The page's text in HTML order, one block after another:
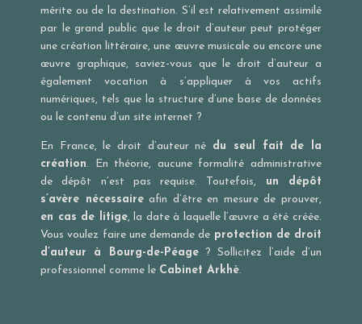
mérite ou de la destination. S’il est relativement assimilé
par le grand public que le droit d’auteur peut protéger
une création littéraire, une œuvre musicale ou encore une
œuvre graphique, saviez-vous que le droit d’auteur a
également vocation à s’appliquer à vos actifs
numériques, tels que la structure d’une base de données
ou le contenu d’un site internet ?
En France, le droit d’auteur né du seul fait de la
création. En théorie, aucune formalité administrative
de dépôt n’est pas requise. Toutefois, un dépôt
s’avère nécessaireafin d’être en mesure de prouver,
en cas de litige, la date à laquelle l’œuvre a été créée.
Vous voulez faire une demande de protection de droit
d’auteur à Bourg-de-Péage? Sollicitez l’aide d’un
professionnel comme le Cabinet Arkhè.